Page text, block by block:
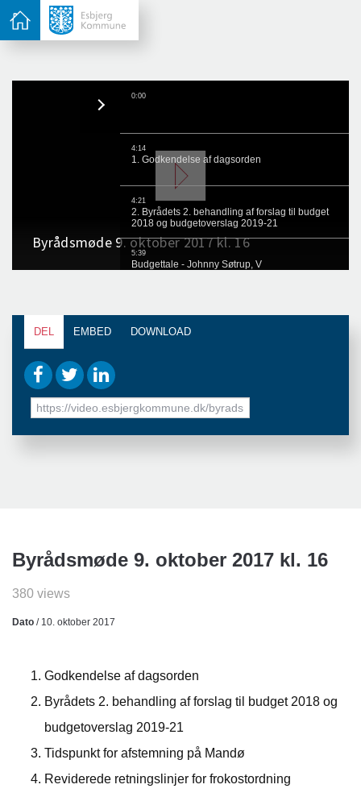
DEL EMBED DOWNLOAD
URL
to
Byrådsmøde 9. oktober 2017 kl. 16
380 views
Dato / 10. oktober 2017
Godkendelse af dagsorden
Byrådets 2. behandling af forslag til budget 2018 og
budgetoverslag 2019-21
Tidspunkt for afstemning på Mandø
Reviderede retningslinjer for frokostordning